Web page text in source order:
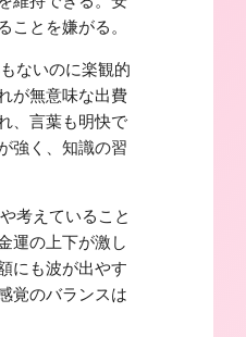
ことを嫌がる。
いのに楽観的
が無意味な出費
、言葉も明快で
強く、知識の習
えていること
運の上下が激し
にも波が出やす
覚のバランスは